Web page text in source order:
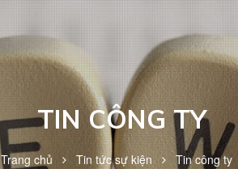
TIN CÔNG TY
Trang chủ Tin tức sự kiện Tin công ty